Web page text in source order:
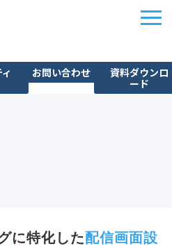
お問い合わせ
資料ダウンロ
ード
導入事例
に特化した配信画面設